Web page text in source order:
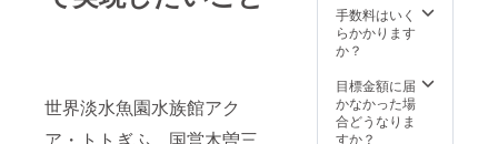
世界淡水魚園水族館アク
ア・トトぎふ、国営木曽三
了承く
ださ
欄」に
解いた
謎を入
もお伝
えして
いきま
力試
し、宣
伝、夢
の実現
押入
れ、一
番奥は
部屋に
なって
いま
す。必
手数料はいく
らかかります
か？
目標金額に届
かなかった場
合どうなりま
すか？